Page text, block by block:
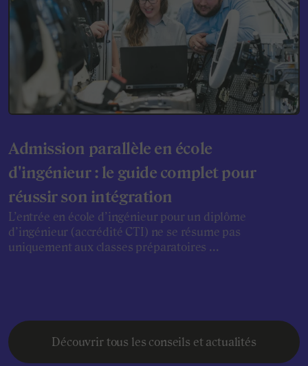
Admission parallèle en école
d'ingénieur : le guide complet pour
réussir son intégration
L’entrée en école d’ingénieur pour un diplôme
d’ingénieur (accrédité CTI) ne se résume pas
uniquement aux classes préparatoires ...
Découvrir tous les conseils et actualités